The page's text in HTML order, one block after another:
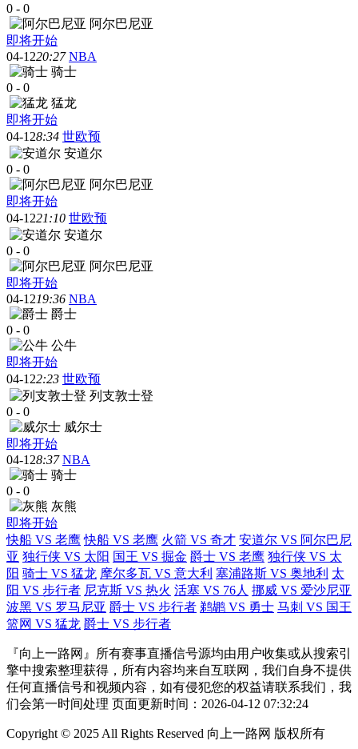
0 - 0
阿尔巴尼亚
即将开始
04-1220:27 NBA
骑士
0 - 0
猛龙
即将开始
04-128:34 世欧预
安道尔
0 - 0
阿尔巴尼亚
即将开始
04-1221:10 世欧预
安道尔
0 - 0
阿尔巴尼亚
即将开始
04-1219:36 NBA
爵士
0 - 0
公牛
即将开始
04-122:23 世欧预
列支敦士登
0 - 0
威尔士
即将开始
04-128:37 NBA
骑士
0 - 0
灰熊
即将开始
快船 VS 老鹰 快船 VS 老鹰 火箭 VS 奇才 安道尔 VS 阿尔巴尼
亚 独行侠 VS 太阳 国王 VS 掘金 爵士 VS 老鹰 独行侠 VS 太
阳 骑士 VS 猛龙 摩尔多瓦 VS 意大利 塞浦路斯 VS 奥地利 太
阳 VS 步行者 尼克斯 VS 热火 活塞 VS 76人 挪威 VS 爱沙尼亚
波黑 VS 罗马尼亚 爵士 VS 步行者 鹈鹕 VS 勇士 马刺 VS 国王
篮网 VS 猛龙 爵士 VS 步行者
『向上一路网』所有赛事直播信号源均由用户收集或从搜索引
擎中搜索整理获得，所有内容均来自互联网，我们自身不提供
任何直播信号和视频内容，如有侵犯您的权益请联系我们，我
们会第一时间处理 页面更新时间：2026-04-12 07:32:24
Copyright © 2025 All Rights Reserved 向上一路网 版权所有